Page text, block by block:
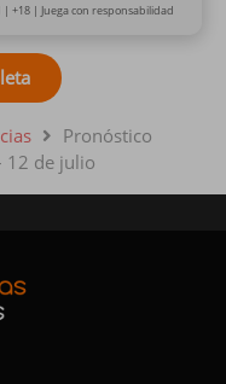
| +18 | Juega con responsabilidad
Pronóstico
12 de julio